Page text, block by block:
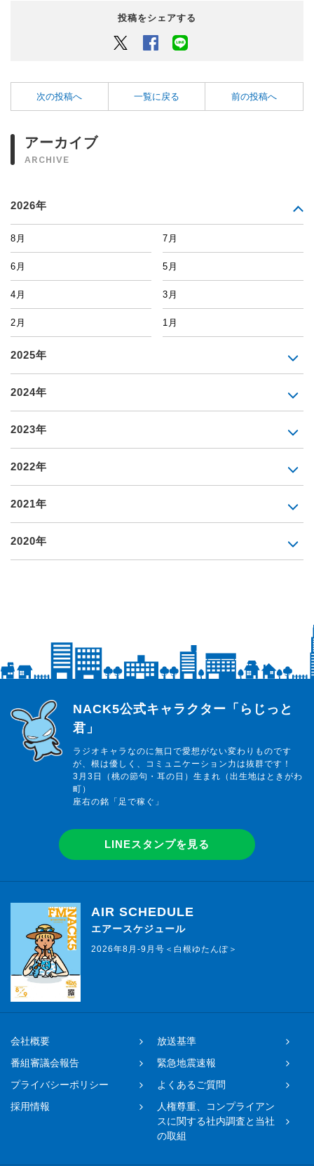
投稿をシェアする
Twitter Facebook
次の投稿へ 一覧に戻る 前の投稿へ
アーカイブ
ARCHIVE
2026年
8月 7月
6月 5月
4月 3月
2月 1月
2025年
2024年
2023年
2022年
2021年
2020年
らじっと君
NACK5公式キャラクター「らじっと
君」
ラジオキャラなのに無口で愛想がない変わりものです
が、根は優しく、コミュニケーション力は抜群です！
3月3日（桃の節句・耳の日）生まれ（出生地はときがわ
町）
座右の銘「足で稼ぐ」
LINEスタンプを見る
AIR SCHEDULE
エアースケジュール
2026年8月-9月号＜白根ゆたんぽ＞
会社概要
放送基準
番組審議会報告
緊急地震速報
プライバシーポリシー
よくあるご質問
採用情報
人権尊重、コンプライアン
スに関する社内調査と当社
の取組